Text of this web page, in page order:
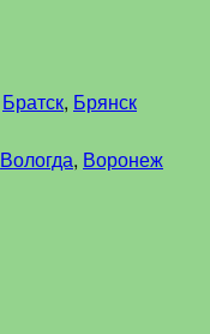
Братск, Брянск
Вологда, Воронеж